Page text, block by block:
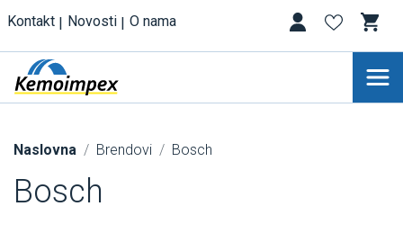
Kontakt Novosti O nama
Naslovna Brendovi Bosch
Bosch